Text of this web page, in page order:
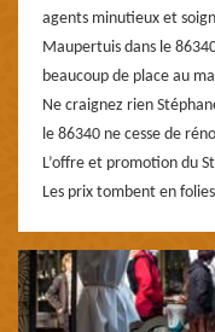
agents minutieux et
Maupertuis dans le
beaucoup de place au
Ne craignez rien
le 86340 ne cesse de
L’offre et promotion du
Les prix tombent en